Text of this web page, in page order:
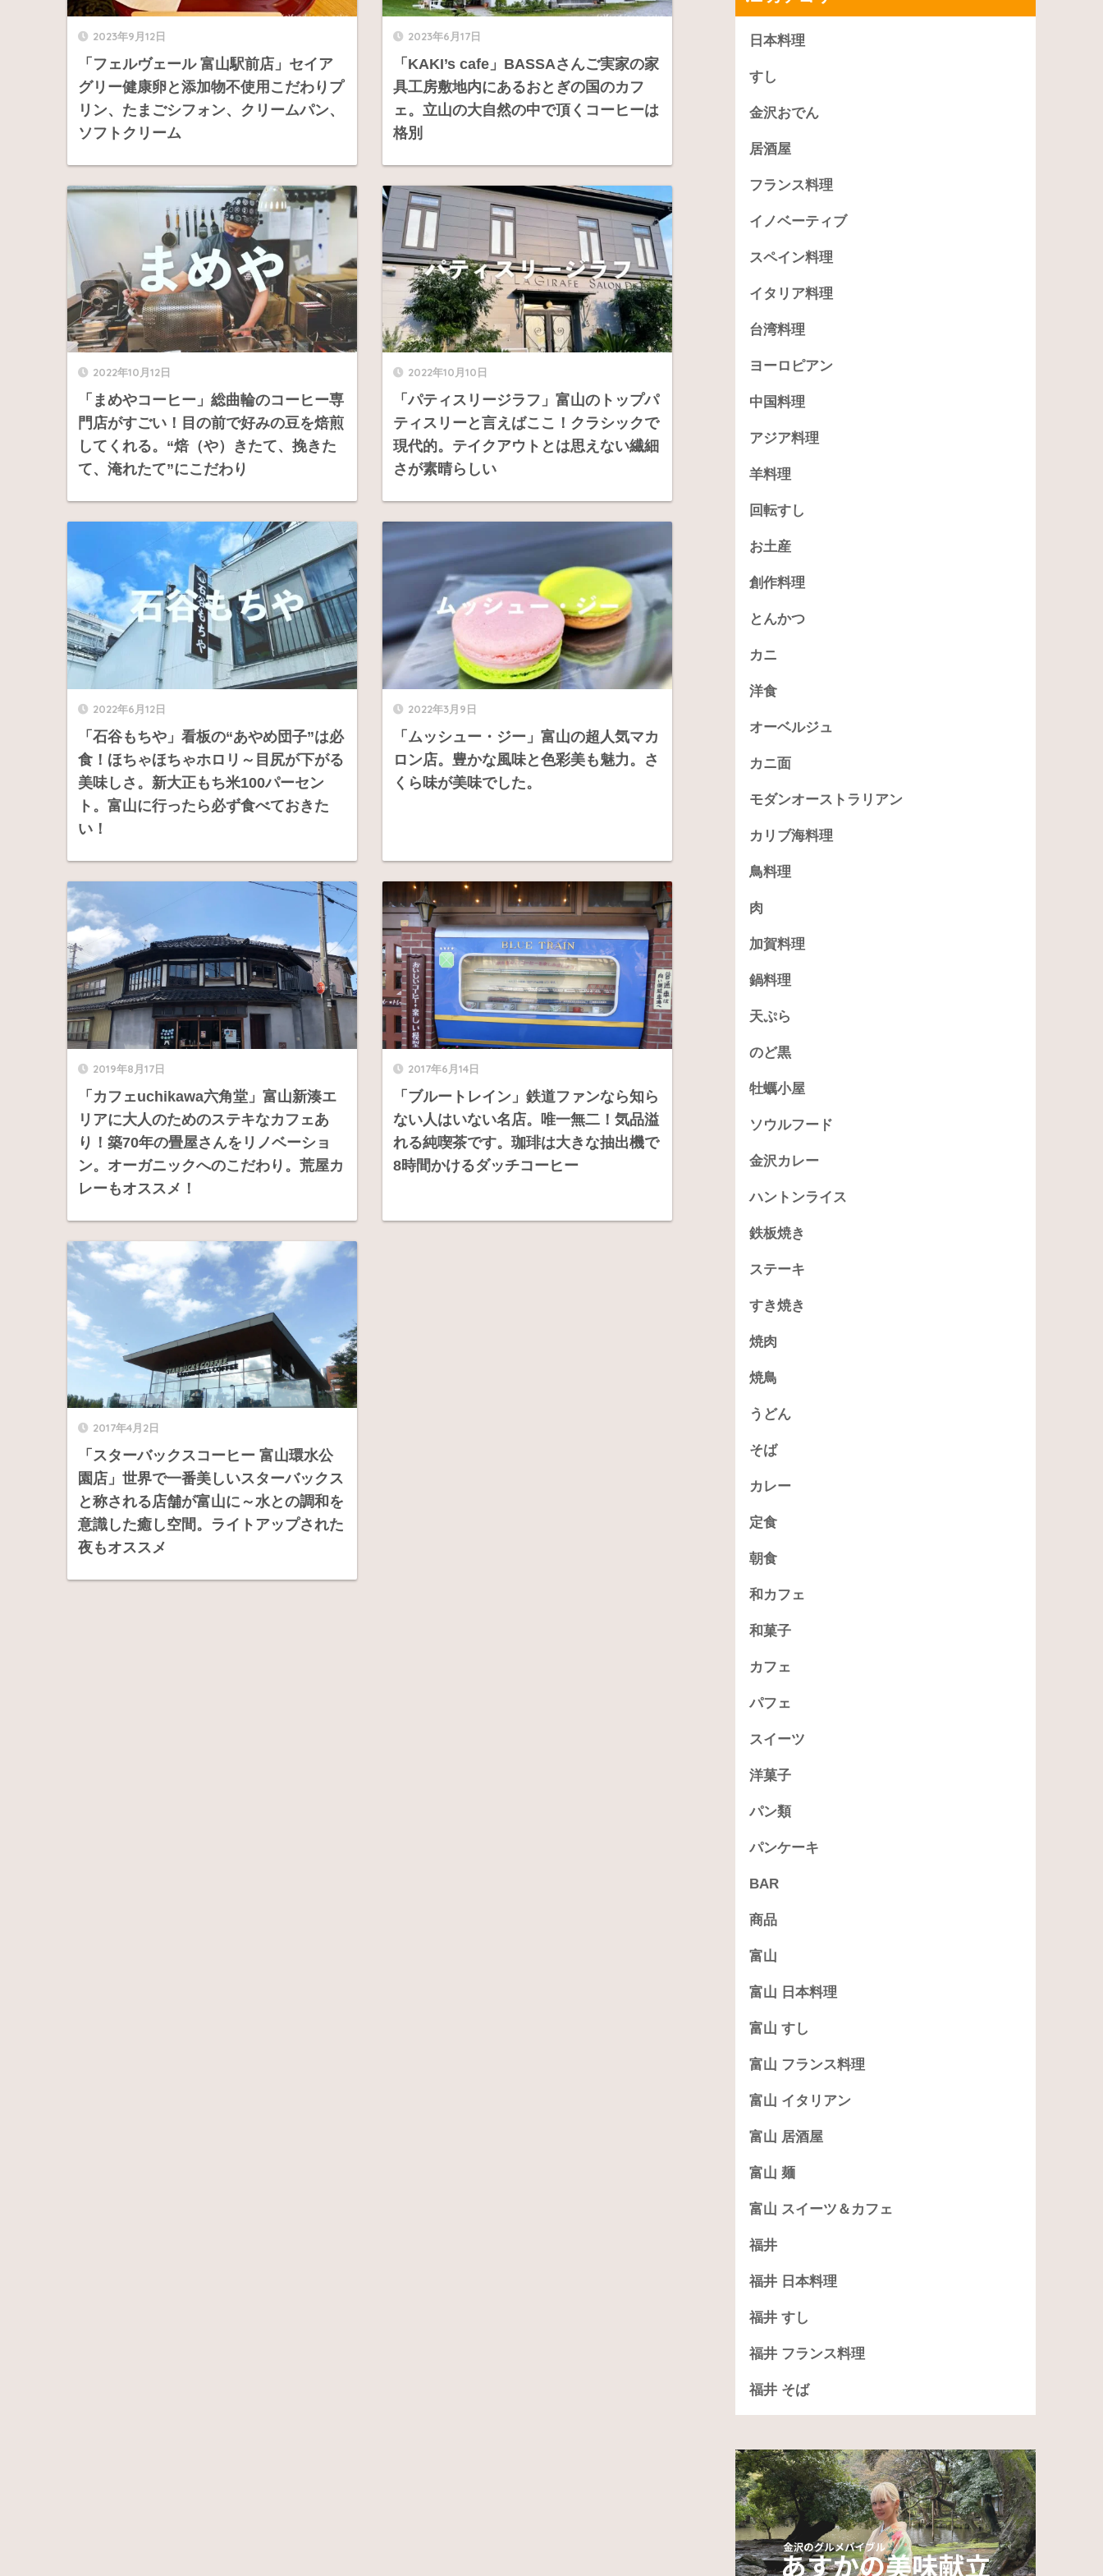
2023年9月12日
「フェルヴェール 富山駅前店」セイア
グリー健康卵と添加物不使用こだわりプ
リン、たまごシフォン、クリームパン、
ソフトクリーム
2023年6月17日
「KAKI’s cafe」BASSAさんご実家の家
具工房敷地内にあるおとぎの国のカフ
ェ。立山の大自然の中で頂くコーヒーは
格別
2022年10月12日
「まめやコーヒー」総曲輪のコーヒー専
門店がすごい！目の前で好みの豆を焙煎
してくれる。“焙（や）きたて、挽きた
て、淹れたて”にこだわり
2022年10月10日
「パティスリージラフ」富山のトップパ
ティスリーと言えばここ！クラシックで
現代的。テイクアウトとは思えない繊細
さが素晴らしい
2022年6月12日
「石谷もちや」看板の“あやめ団子”は必
食！ほちゃほちゃホロリ～目尻が下がる
美味しさ。新大正もち米100パーセン
ト。富山に行ったら必ず食べておきた
い！
2022年3月9日
「ムッシュー・ジー」富山の超人気マカ
ロン店。豊かな風味と色彩美も魅力。さ
くら味が美味でした。
2019年8月17日
「カフェuchikawa六角堂」富山新湊エ
リアに大人のためのステキなカフェあ
り！築70年の畳屋さんをリノベーショ
ン。オーガニックへのこだわり。荒屋カ
レーもオススメ！
2017年6月14日
「ブルートレイン」鉄道ファンなら知ら
ない人はいない名店。唯一無二！気品溢
れる純喫茶です。珈琲は大きな抽出機で
8時間かけるダッチコーヒー
2017年4月2日
「スターバックスコーヒー 富山環水公
園店」世界で一番美しいスターバックス
と称される店舗が富山に～水との調和を
意識した癒し空間。ライトアップされた
夜もオススメ
日本料理
すし
金沢おでん
居酒屋
フランス料理
イノベーティブ
スペイン料理
イタリア料理
台湾料理
ヨーロピアン
中国料理
アジア料理
羊料理
回転すし
お土産
創作料理
とんかつ
カニ
洋食
オーベルジュ
カニ面
モダンオーストラリアン
カリブ海料理
鳥料理
肉
加賀料理
鍋料理
天ぷら
のど黒
牡蠣小屋
ソウルフード
金沢カレー
ハントンライス
鉄板焼き
ステーキ
すき焼き
焼肉
焼鳥
うどん
そば
カレー
定食
朝食
和カフェ
和菓子
カフェ
パフェ
スイーツ
洋菓子
パン類
パンケーキ
BAR
商品
富山
富山 日本料理
富山 すし
富山 フランス料理
富山 イタリアン
富山 居酒屋
富山 麺
富山 スイーツ＆カフェ
福井
福井 日本料理
福井 すし
福井 フランス料理
福井 そば